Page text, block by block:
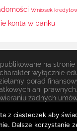
Wniosek
konta w banku
na
wyłącznie
porad
ani
żadnych
umów
strategię
z ciasteczek aby
Dalsze korzystanie